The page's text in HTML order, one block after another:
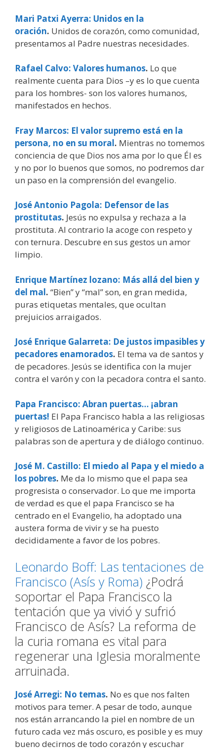
Mari Patxi Ayerra: Unidos en la
oración. Unidos de corazón, como comunidad,
presentamos al Padre nuestras necesidades.
Rafael Calvo: Valores humanos. Lo que
realmente cuenta para Dios –y es lo que cuenta
para los hombres- son los valores humanos,
manifestados en hechos.
Fray Marcos: El valor supremo está en la
persona, no en su moral. Mientras no tomemos
conciencia de que Dios nos ama por lo que Él es
y no por lo buenos que somos, no podremos dar
un paso en la comprensión del evangelio.
José Antonio Pagola: Defensor de las
prostitutas. Jesús no expulsa y rechaza a la
prostituta. Al contrario la acoge con respeto y
con ternura. Descubre en sus gestos un amor
limpio.
Enrique Martínez lozano: Más allá del bien y
del mal. “Bien” y “mal” son, en gran medida,
puras etiquetas mentales, que ocultan
prejuicios arraigados.
José Enrique Galarreta: De justos impasibles y
pecadores enamorados. El tema va de santos y
de pecadores. Jesús se identifica con la mujer
contra el varón y con la pecadora contra el santo.
Papa Francisco: Abran puertas… ¡abran
puertas! El Papa Francisco habla a las religiosas
y religiosos de Latinoamérica y Caribe: sus
palabras son de apertura y de diálogo continuo.
José M. Castillo: El miedo al Papa y el miedo a
los pobres. Me da lo mismo que el papa sea
progresista o conservador. Lo que me importa
de verdad es que el papa Francisco se ha
centrado en el Evangelio, ha adoptado una
austera forma de vivir y se ha puesto
decididamente a favor de los pobres.
Leonardo Boff: Las tentaciones de
Francisco (Asís y Roma) ¿Podrá
soportar el Papa Francisco la
tentación que ya vivió y sufrió
Francisco de Asís? La reforma de
la curia romana es vital para
regenerar una Iglesia moralmente
arruinada.
José Arregi: No temas. No es que nos falten
motivos para temer. A pesar de todo, aunque
nos están arrancando la piel en nombre de un
futuro cada vez más oscuro, es posible y es muy
bueno decirnos de todo corazón y escuchar